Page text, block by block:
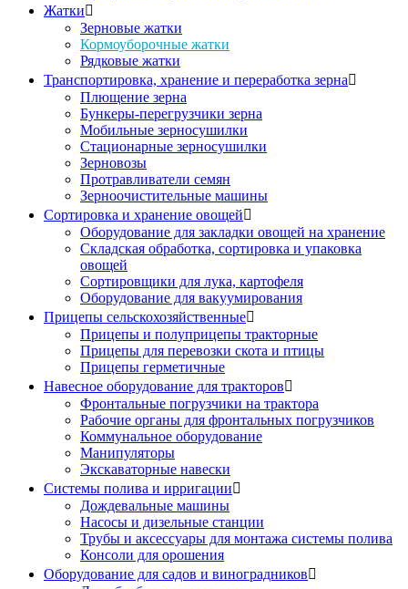
Жатки
Зерновые жатки
Кормоуборочные жатки
Рядковые жатки
Транспортировка, хранение и переработка зерна
Плющение зерна
Бункеры-перегрузчики зерна
Мобильные зерносушилки
Стационарные зерносушилки
Зерновозы
Протравливатели семян
Зерноочистительные машины
Сортировка и хранение овощей
Оборудование для закладки овощей на хранение
Складская обработка, сортировка и упаковка
овощей
Сортировщики для лука, картофеля
Оборудование для вакуумирования
Прицепы сельскохозяйственные
Прицепы и полуприцепы тракторные
Прицепы для перевозки скота и птицы
Прицепы герметичные
Навесное оборудование для тракторов
Фронтальные погрузчики на трактора
Рабочие органы для фронтальных погрузчиков
Коммунальное оборудование
Манипуляторы
Экскаваторные навески
Системы полива и ирригации
Дождевальные машины
Насосы и дизельные станции
Трубы и аксессуары для монтажа системы полива
Консоли для орошения
Оборудование для садов и виноградников